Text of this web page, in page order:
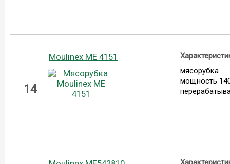
14
Moulinex ME 4151
мясорубка
мощность